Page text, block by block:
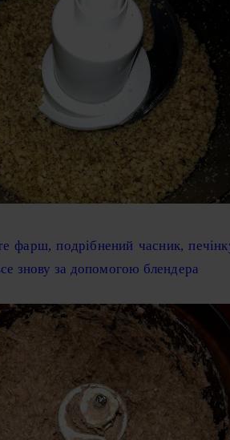
фарш, подрібнений часник,
знову за допомогою блендера